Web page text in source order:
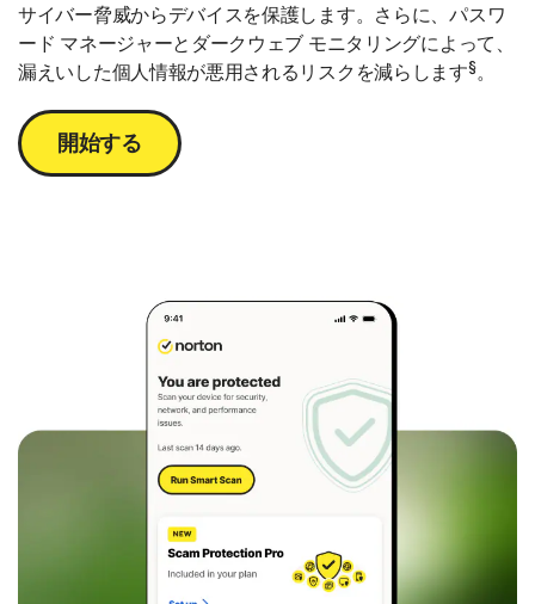
サイバー脅威からデバイスを保護します。さらに、パスワ
ード マネージャーとダークウェブ モニタリングによって、
漏えいした個人情報が悪用されるリスクを減らします§。
開始する